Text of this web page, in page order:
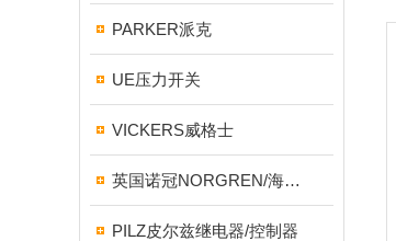
PARKER派克
UE压力开关
VICKERS威格士
英国诺冠NORGREN/海隆HERION/宝硕BUSCHJOST
PILZ皮尔兹继电器/控制器